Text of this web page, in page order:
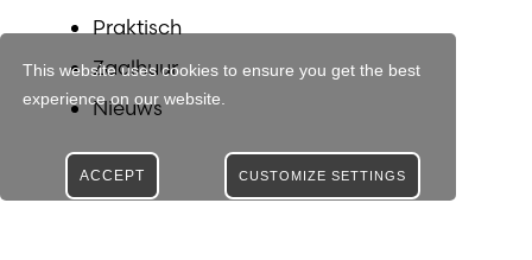
This website uses cookies to ensure you get the best
experience on our website.
CUSTOMIZE SETTINGS
ACCEPT
Praktisch
Zaalhuur
Nieuws